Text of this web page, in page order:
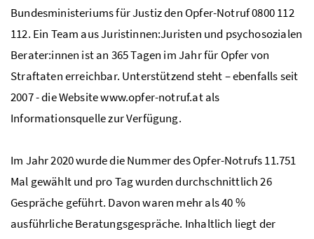
Bundesministeriums für Justiz den Opfer-Notruf 0800 112
112. Ein Team aus Juristinnen:Juristen und psychosozialen
Berater:innen ist an 365 Tagen im Jahr für Opfer von
Straftaten erreichbar. Unterstützend steht – ebenfalls seit
2007 - die Website www.opfer-notruf.at als
Informationsquelle zur Verfügung.
Im Jahr 2020 wurde die Nummer des Opfer-Notrufs 11.751
Mal gewählt und pro Tag wurden durchschnittlich 26
Gespräche geführt. Davon waren mehr als 40 %
ausführliche Beratungsgespräche. Inhaltlich liegt der